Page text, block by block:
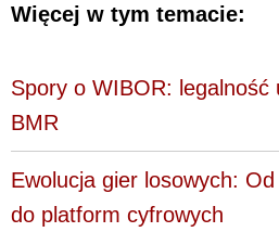
Więcej w tym temacie:
Spory o WIBOR: legalność
BMR
Ewolucja gier losowych:
do platform cyfrowych